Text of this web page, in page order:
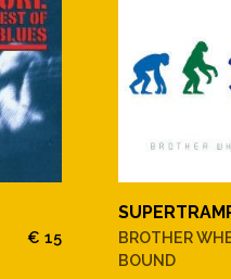
€ 15
BROTHER
BOUND